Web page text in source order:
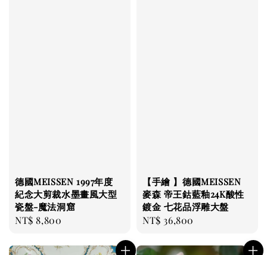
德國MEISSEN 1997年度
紀念大剪裁水墨畫風大型
瓷盤-魔法洞窟
Regular
NT$ 8,800
【手繪 】德國MEISSEN
麥森 帝王鈷藍釉24K酸性
鍍金 七花品浮雕大盤
Regular
NT$ 36,800